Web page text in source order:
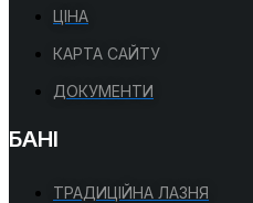
ЦІНА
КАРТА САЙТУ
ДОКУМЕНТИ
БАНІ
ТРАДИЦІЙНА ЛАЗНЯ